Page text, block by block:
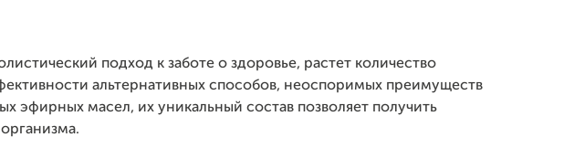
подход к заботе о здоровье, растет количество
альтернативных способов, неоспоримых преимуществ
эфирных масел, их уникальный состав позволяет получить